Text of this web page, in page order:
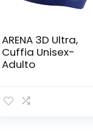
ARENA 3D Ultra,
Cuffia Unisex-
Adulto